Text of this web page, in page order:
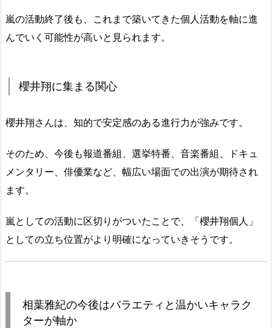
嵐の活動終了後も、これまで築いてきた個人活動を軸に進
んでいく可能性が高いと見られます。
櫻井翔に集まる関心
櫻井翔さんは、知的で安定感のある進行力が強みです。
そのため、今後も報道番組、選挙特番、音楽番組、ドキュ
メンタリー、俳優業など、幅広い場面での出演が期待され
ます。
嵐としての活動に区切りがついたことで、「櫻井翔個人」
としての立ち位置がより明確になっていきそうです。
相葉雅紀の今後はバラエティと温かいキャラク
ターが軸か